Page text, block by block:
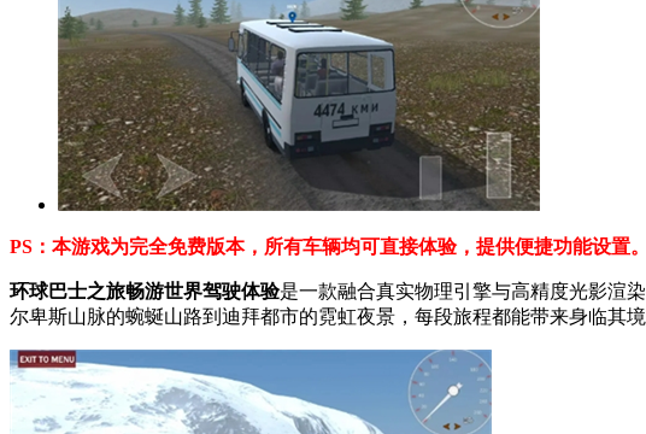
PS：本游戏为完全免费版本，所有车辆均可直接体验，提供便捷功能设置。
环球巴士之旅畅游世界驾驶体验是一款融合真实物理引擎与高精度光影渲
尔卑斯山脉的蜿蜒山路到迪拜都市的霓虹夜景，每段旅程都能带来身临其境